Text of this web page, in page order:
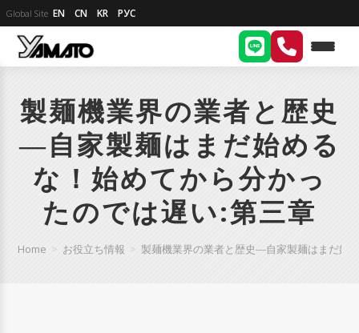
Global Site EN CN KR РУС
製麺機業界の業者と歴史
―自家製麺はまだ始める
な！始めてから分かっ
たのでは遅い:第三章
Home > お役立ち情報 > 製麺機業界の業者と歴史―自家製麺はまだ始